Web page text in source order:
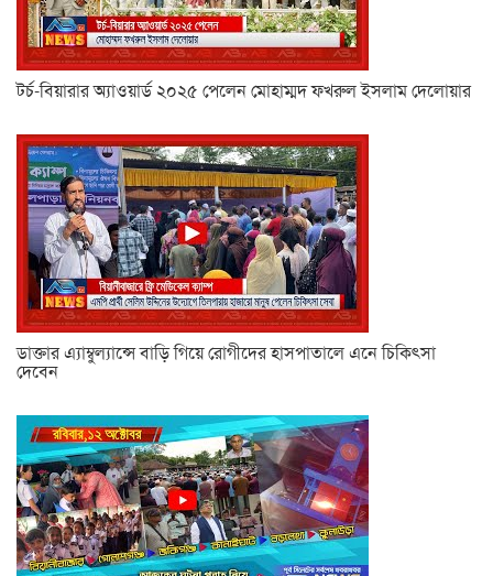
টর্চ-বিয়ারার অ্যাওয়ার্ড ২০২৫ পেলেন মোহাম্মদ ফখরুল ইসলাম দেলোয়ার
ডাক্তার এ্যাম্বুল্যান্সে বাড়ি গিয়ে রোগীদের হাসপাতালে এনে চিকিৎসা
দেবেন